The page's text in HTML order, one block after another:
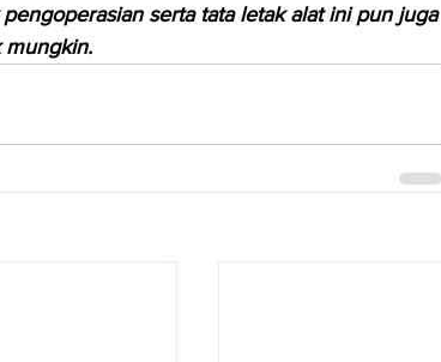
serta tata letak alat ini pun juga
mungkin.